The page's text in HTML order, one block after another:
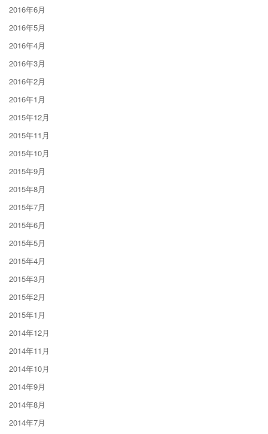
2016年6月
2016年5月
2016年4月
2016年3月
2016年2月
2016年1月
2015年12月
2015年11月
2015年10月
2015年9月
2015年8月
2015年7月
2015年6月
2015年5月
2015年4月
2015年3月
2015年2月
2015年1月
2014年12月
2014年11月
2014年10月
2014年9月
2014年8月
2014年7月